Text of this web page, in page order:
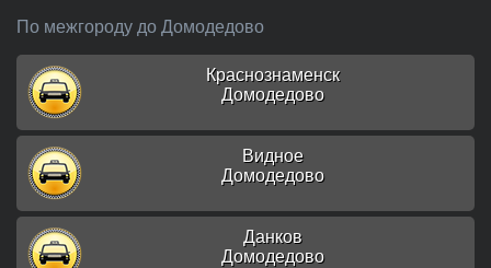
По межгороду до Домодедово
Краснознаменск
Домодедово
Видное
Домодедово
Данков
Домодедово